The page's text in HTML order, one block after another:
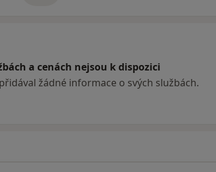
a cenách nejsou k dispozici
žádné informace o svých službách.